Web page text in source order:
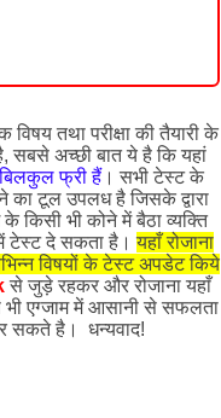
विषय तथा परीक्षा की तैयारी के
सबसे अच्छी बात ये है कि यहां
फ्री हैं। सभी टेस्ट के
का टूल उपलध है जिसके द्वारा
किसी भी कोने में बैठा व्यक्ति
में टेस्ट दे सकता है।यहाँ रोजाना
विषयों के टेस्ट अपडेट किये
से जुड़े रहकर और रोजाना यहाँ
एग्जाम में आसानी से सफलता
सकते है। धन्यवाद!